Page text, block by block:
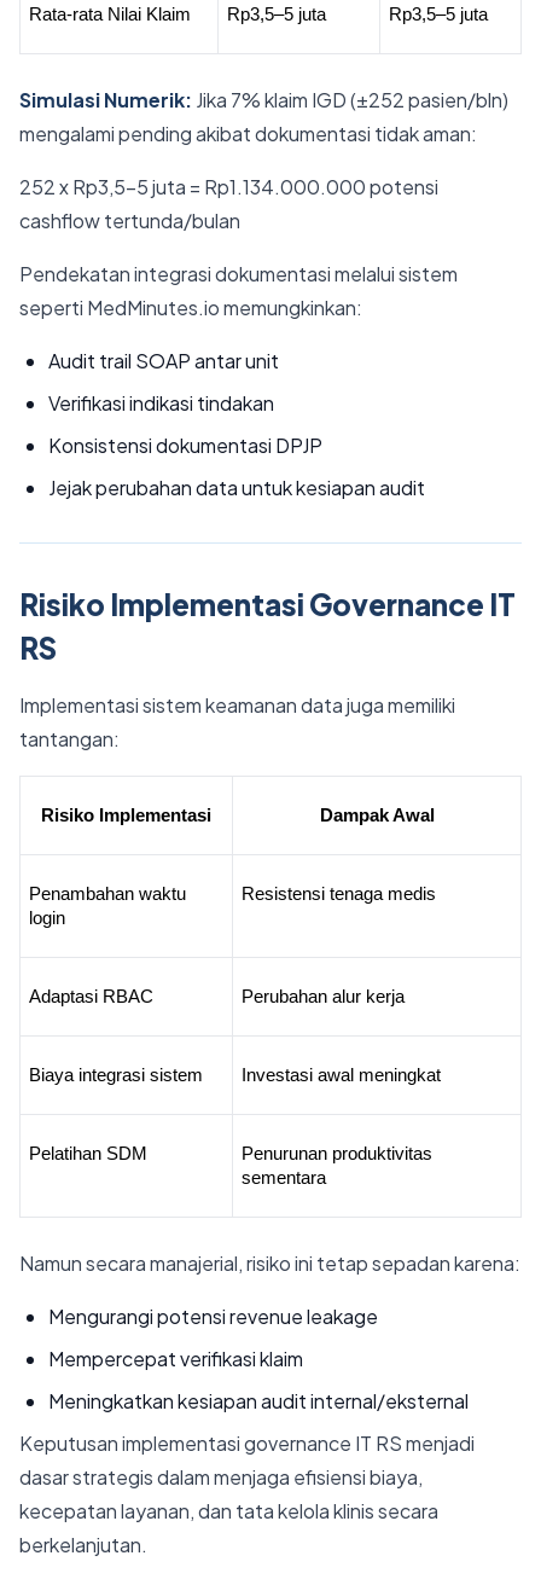
Rata-rata Nilai Klaim Rp3,5–5 juta Rp3,5–5 juta
Simulasi Numerik: Jika 7% klaim IGD (±252 pasien/bln)
mengalami pending akibat dokumentasi tidak aman:
252 x Rp3,5–5 juta = Rp1.134.000.000 potensi
cashflow tertunda/bulan
Pendekatan integrasi dokumentasi melalui sistem
seperti MedMinutes.io memungkinkan:
Audit trail SOAP antar unit
Verifikasi indikasi tindakan
Konsistensi dokumentasi DPJP
Jejak perubahan data untuk kesiapan audit
Risiko Implementasi Governance IT
RS
Implementasi sistem keamanan data juga memiliki
tantangan:
Risiko Implementasi Dampak Awal
Penambahan waktu
login
Resistensi tenaga medis
Adaptasi RBAC Perubahan alur kerja
Biaya integrasi sistem Investasi awal meningkat
Pelatihan SDM
Penurunan produktivitas
sementara
Namun secara manajerial, risiko ini tetap sepadan karena:
Mengurangi potensi revenue leakage
Mempercepat verifikasi klaim
Meningkatkan kesiapan audit internal/eksternal
Keputusan implementasi governance IT RS menjadi
dasar strategis dalam menjaga efisiensi biaya,
kecepatan layanan, dan tata kelola klinis secara
berkelanjutan.